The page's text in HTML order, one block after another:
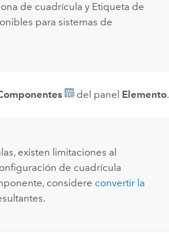
de cuadrícula y Etiqueta de
para sistemas de
del panel Elemento.
existen limitaciones al
de cuadrícula
considere convertir la